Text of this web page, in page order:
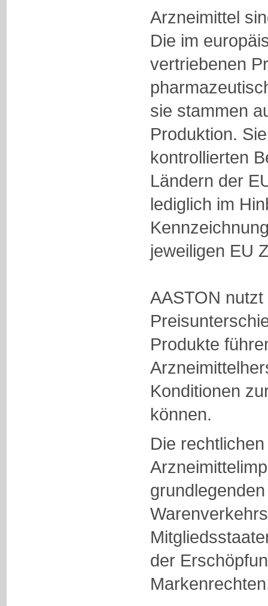
Arzneimittel
Die im
vertriebenen
sie stammen
Produktion.
kontrollierten
Ländern der
lediglich im
jeweiligen EU
AASTON
Produkte
Konditionen
können.
Die
der